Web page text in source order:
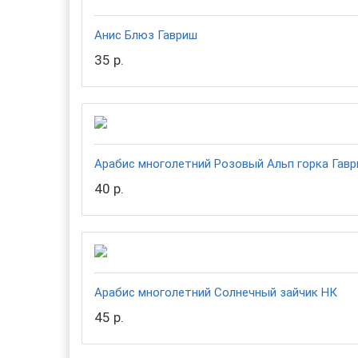
Анис Блюз Гавриш
35 р.
Арабис многолетний Розовый Альп горка
40 р.
Арабис многолетний Солнечный зайчик НК
45 р.